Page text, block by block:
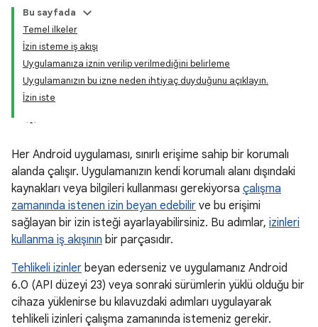
Bu sayfada
Temel ilkeler
İzin isteme iş akışı
Uygulamanıza iznin verilip verilmediğini belirleme
Uygulamanızın bu izne neden ihtiyaç duyduğunu açıklayın.
İzin iste
Her Android uygulaması, sınırlı erişime sahip bir korumalı
alanda çalışır. Uygulamanızın kendi korumalı alanı dışındaki
kaynakları veya bilgileri kullanması gerekiyorsa çalışma
zamanında istenen izin beyan edebilir ve bu erişimi
sağlayan bir izin isteği ayarlayabilirsiniz. Bu adımlar, izinleri
kullanma iş akışının bir parçasıdır.
Tehlikeli izinler beyan ederseniz ve uygulamanız Android
6.0 (API düzeyi 23) veya sonraki sürümlerin yüklü olduğu bir
cihaza yüklenirse bu kılavuzdaki adımları uygulayarak
tehlikeli izinleri çalışma zamanında istemeniz gerekir.